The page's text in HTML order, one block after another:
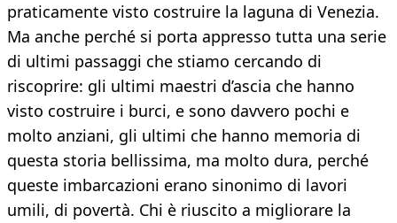
praticamente visto costruire la laguna di Venezia.
Ma anche perché si porta appresso tutta una serie
di ultimi passaggi che stiamo cercando di
riscoprire: gli ultimi maestri d’ascia che hanno
visto costruire i burci, e sono davvero pochi e
molto anziani, gli ultimi che hanno memoria di
questa storia bellissima, ma molto dura, perché
queste imbarcazioni erano sinonimo di lavori
umili, di povertà. Chi è riuscito a migliorare la